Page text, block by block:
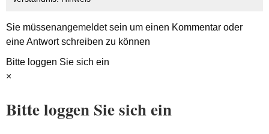
Sie müssenangemeldetsein um einen Kommentar oder
eine Antwort schreiben zu können
Bitte loggen Sie sich ein
×
Bitte loggen Sie sich ein